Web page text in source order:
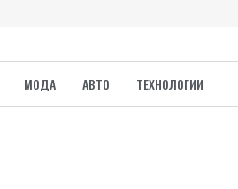
МОДА АВТО ТЕХНОЛОГИИ